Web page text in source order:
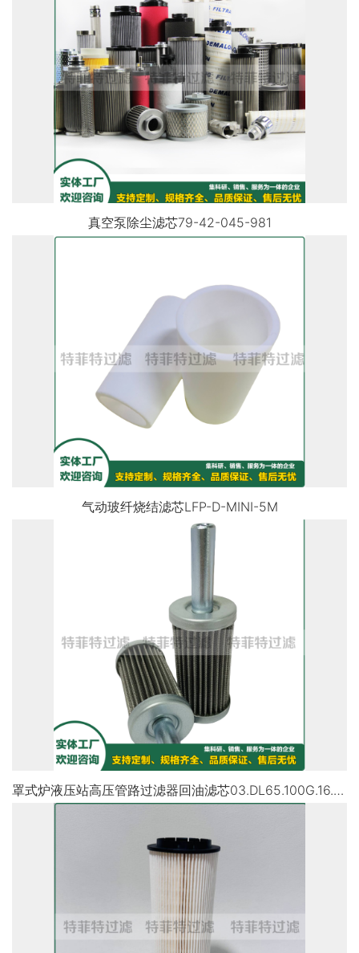
真空泵除尘滤芯79-42-045-981
气动玻纤烧结滤芯LFP-D-MINI-5M
罩式炉液压站高压管路过滤器回油滤芯03.DL65.100G.16.E.P 303228